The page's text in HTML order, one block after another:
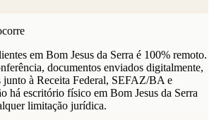
em Bom Jesus da Serra é 100% remoto.
documentos enviados digitalmente,
junto à Receita Federal, SEFAZ/BA e
há escritório físico em Bom Jesus da Serra
limitação jurídica.